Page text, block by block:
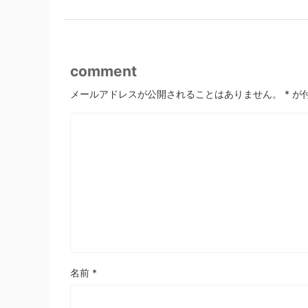
comment
メールアドレスが公開されることはありません。 * が
名前 *